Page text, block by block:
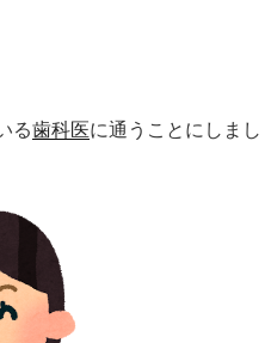
る歯科医に通うことにしまし